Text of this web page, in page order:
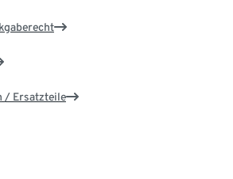
/ Ersatzteile